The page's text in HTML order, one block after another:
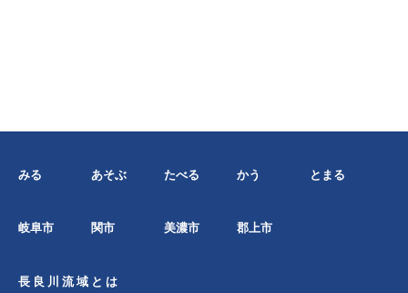
みる あそぶ たべる かう とまる
岐阜市 関市 美濃市 郡上市
長良川流域とは